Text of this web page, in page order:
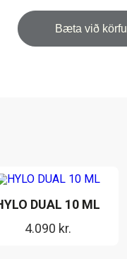
Bæta við körfu
DUAL 10 ML
4.090 kr.